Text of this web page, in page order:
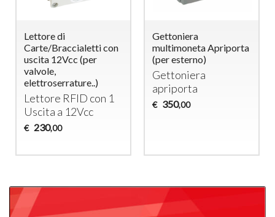
Lettore di
Carte/Braccialetti con
uscita 12Vcc (per
valvole,
elettroserrature..)
Lettore RFID con 1
Uscita a 12Vcc
€ 230,00
Gettoniera
multimoneta Apriporta
(per esterno)
Gettoniera
apriporta
€ 350,00